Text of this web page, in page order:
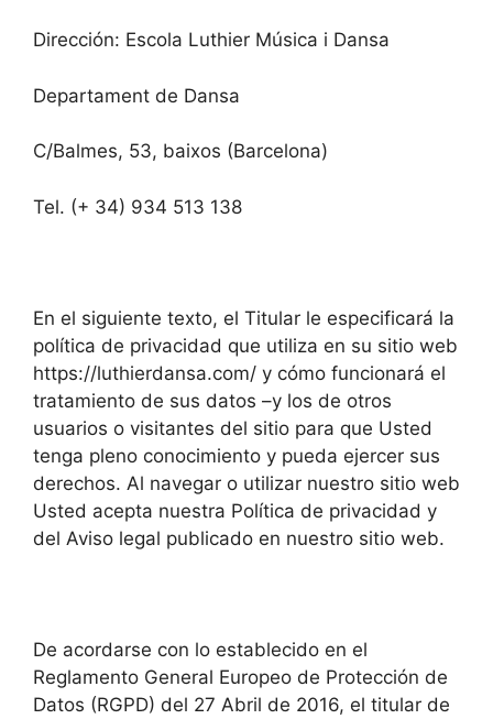
Dirección: Escola Luthier Música i Dansa
Departament de Dansa
C/Balmes, 53, baixos (Barcelona)
Tel. (+ 34) 934 513 138
En el siguiente texto, el Titular le especificará la
política de privacidad que utiliza en su sitio web
https://luthierdansa.com/ y cómo funcionará el
tratamiento de sus datos –y los de otros
usuarios o visitantes del sitio para que Usted
tenga pleno conocimiento y pueda ejercer sus
derechos. Al navegar o utilizar nuestro sitio web
Usted acepta nuestra Política de privacidad y
del Aviso legal publicado en nuestro sitio web.
De acordarse con lo establecido en el
Reglamento General Europeo de Protección de
Datos (RGPD) del 27 Abril de 2016, el titular de